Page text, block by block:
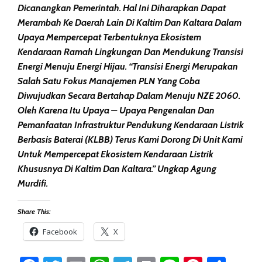
Dicanangkan Pemerintah. Hal Ini Diharapkan Dapat
Merambah Ke Daerah Lain Di Kaltim Dan Kaltara Dalam
Upaya Mempercepat Terbentuknya Ekosistem
Kendaraan Ramah Lingkungan Dan Mendukung Transisi
Energi Menuju Energi Hijau. “Transisi Energi Merupakan
Salah Satu Fokus Manajemen PLN Yang Coba
Diwujudkan Secara Bertahap Dalam Menuju NZE 2060.
Oleh Karena Itu Upaya – Upaya Pengenalan Dan
Pemanfaatan Infrastruktur Pendukung Kendaraan Listrik
Berbasis Baterai (KLBB) Terus Kami Dorong Di Unit Kami
Untuk Mempercepat Ekosistem Kendaraan Listrik
Khususnya Di Kaltim Dan Kaltara.” Ungkap Agung
Murdifi.
Share This:
Facebook X